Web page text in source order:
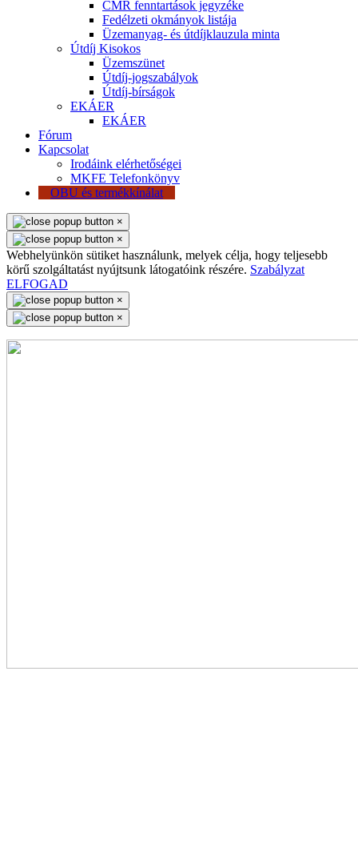
CMR fenntartások jegyzéke
Fedélzeti okmányok listája
Üzemanyag- és útdíjklauzula minta
Útdíj Kisokos
Üzemszünet
Útdíj-jogszabályok
Útdíj-bírságok
EKÁER
EKÁER
Fórum
Kapcsolat
Irodáink elérhetőségei
MKFE Telefonkönyv
OBU és termékkínálat
×
×
Webhelyünkön sütiket használunk, melyek célja, hogy teljesebb
körű szolgáltatást nyújtsunk látogatóink részére. Szabályzat
ELFOGAD
×
×